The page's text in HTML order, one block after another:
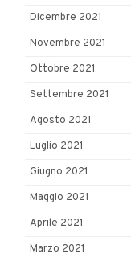
Dicembre 2021
Novembre 2021
Ottobre 2021
Settembre 2021
Agosto 2021
Luglio 2021
Giugno 2021
Maggio 2021
Aprile 2021
Marzo 2021